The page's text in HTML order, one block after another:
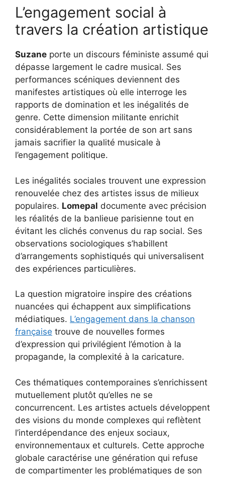
L’engagement social à
travers la création artistique
Suzane porte un discours féministe assumé qui
dépasse largement le cadre musical. Ses
performances scéniques deviennent des
manifestes artistiques où elle interroge les
rapports de domination et les inégalités de
genre. Cette dimension militante enrichit
considérablement la portée de son art sans
jamais sacrifier la qualité musicale à
l’engagement politique.
Les inégalités sociales trouvent une expression
renouvelée chez des artistes issus de milieux
populaires. Lomepal documente avec précision
les réalités de la banlieue parisienne tout en
évitant les clichés convenus du rap social. Ses
observations sociologiques s’habillent
d’arrangements sophistiqués qui universalisent
des expériences particulières.
La question migratoire inspire des créations
nuancées qui échappent aux simplifications
médiatiques. L’engagement dans la chanson
française trouve de nouvelles formes
d’expression qui privilégient l’émotion à la
propagande, la complexité à la caricature.
Ces thématiques contemporaines s’enrichissent
mutuellement plutôt qu’elles ne se
concurrencent. Les artistes actuels développent
des visions du monde complexes qui reflètent
l’interdépendance des enjeux sociaux,
environnementaux et culturels. Cette approche
globale caractérise une génération qui refuse
de compartimenter les problématiques de son